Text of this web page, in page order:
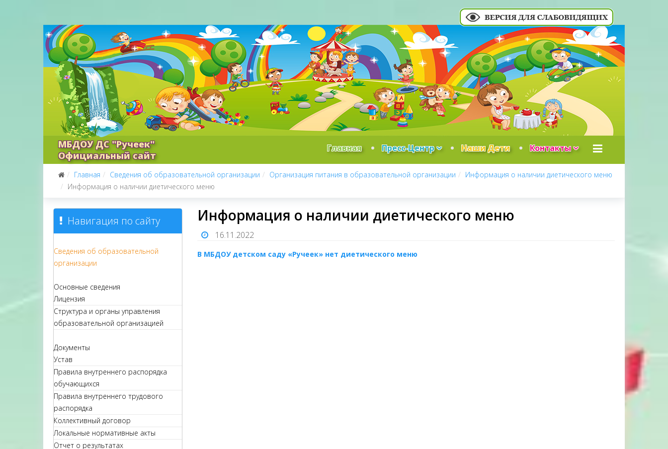
МБДОУ ДС "Ручеек"
Официальный сайт
Главная Пресс-Центр Наши Дети Контакты
Главная Сведения об образовательной организации Организация питания в образовательной организации
Информация о наличии диетического меню
Информация о наличии диетического меню
Навигация по сайту
Сведения об образовательной
организации
Основные сведения
Лицензия
Структура и органы управления
образовательной организацией
Документы
Устав
Правила внутреннего распорядка
обучающихся
Правила внутреннего трудового
распорядка
Коллективный договор
Локальные нормативные акты
Отчет о результатах
Информация о наличии диетического меню
16.11.2022
В МБДОУ детском саду «Ручеек» нет диетического меню